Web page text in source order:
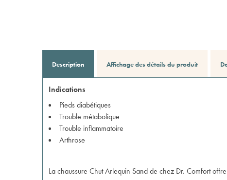
Description Affichage des détails du produit
Indications
Pieds diabétiques
Trouble métabolique
Trouble inflammatoire
Arthrose
La chaussure Chut Arlequin Sand de chez Dr. Comfort